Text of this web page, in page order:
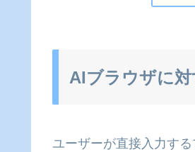
AIブラウザに
ユーザーが直接入力する